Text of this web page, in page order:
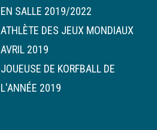
EN SALLE 2019/2022
ATHLÈTE DES JEUX MONDIAUX
AVRIL 2019
JOUEUSE DE KORFBALL DE
L'ANNÉE 2019